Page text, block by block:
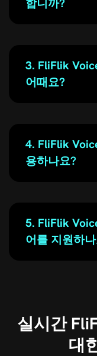
합니까?
3. FliFlik
어때요?
4. FliFlik
용하나요?
5. FliFlik
어를 지원하
실시간
대